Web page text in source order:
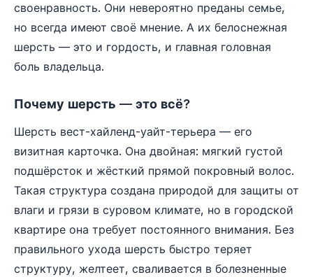
своенравность. Они невероятно преданы семье,
но всегда имеют своё мнение. А их белоснежная
шерсть — это и гордость, и главная головная
боль владельца.
Почему шерсть — это всё?
Шерсть вест-хайленд-уайт-терьера — его
визитная карточка. Она двойная: мягкий густой
подшёрсток и жёсткий прямой покровный волос.
Такая структура создана природой для защиты от
влаги и грязи в суровом климате, но в городской
квартире она требует постоянного внимания. Без
правильного ухода шерсть быстро теряет
структуру, желтеет, сваливается в болезненные